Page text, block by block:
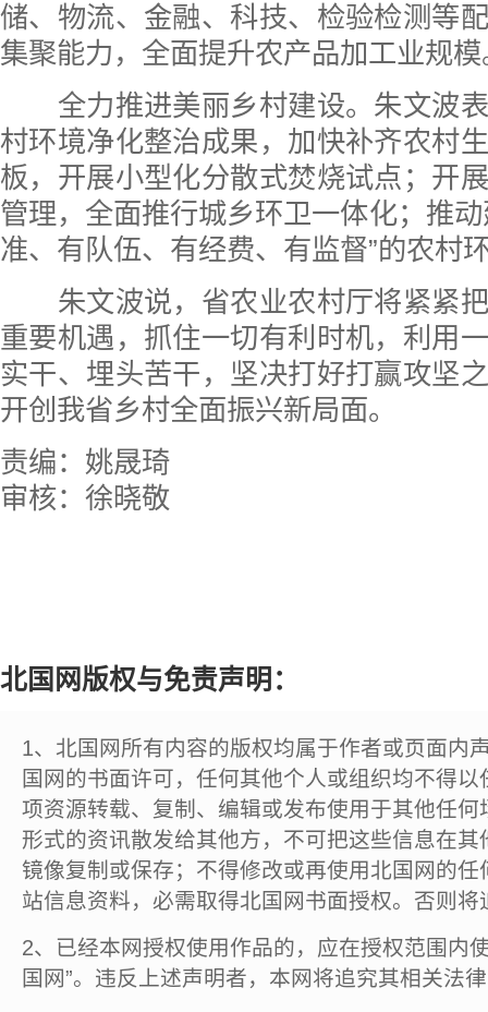
储、物流、金融、科技、检验检测等
集聚能力，全面提升农产品加工业规模
全力推进美丽乡村建设。朱文波表
村环境净化整治成果，加快补齐农村
板，开展小型化分散式焚烧试点；开
管理，全面推行城乡环卫一体化；推
准、有队伍、有经费、有监督”的农村
朱文波说，省农业农村厅将紧紧把
重要机遇，抓住一切有利时机，利用
实干、埋头苦干，坚决打好打赢攻坚
开创我省乡村全面振兴新局面。
责编：姚晟琦
审核：徐晓敬
北国网版权与免责声明：
1、北国网所有内容的版权均属于作者或页面内
国网的书面许可，任何其他个人或组织均不得
项资源转载、复制、编辑或发布使用于其他任
形式的资讯散发给其他方，不可把这些信息在
镜像复制或保存；不得修改或再使用北国网的
站信息资料，必需取得北国网书面授权。否则将
2、已经本网授权使用作品的，应在授权范围内
国网”。违反上述声明者，本网将追究其相关法